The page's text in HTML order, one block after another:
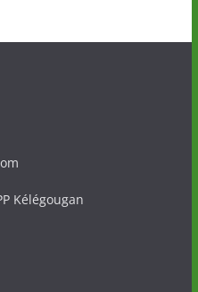
Kélégougan